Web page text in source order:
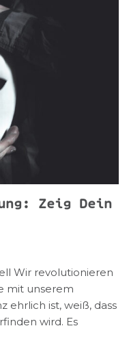
Zeig Dein
Wir revolutionieren
mit unserem
ehrlich ist, weiß, dass
wird. Es